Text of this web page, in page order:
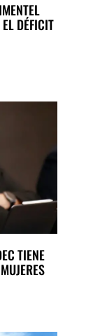
DÉFICIT
TIENE